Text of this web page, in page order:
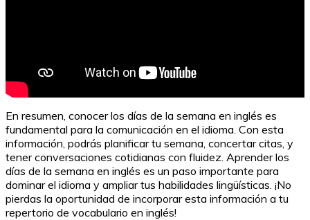
En resumen, conocer los días de la semana en inglés es
fundamental para la comunicación en el idioma. Con esta
información, podrás planificar tu semana, concertar citas, y
tener conversaciones cotidianas con fluidez. Aprender los
días de la semana en inglés es un paso importante para
dominar el idioma y ampliar tus habilidades lingüísticas. ¡No
pierdas la oportunidad de incorporar esta información a tu
repertorio de vocabulario en inglés!